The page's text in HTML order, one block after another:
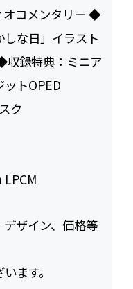
オコメンタリー ◆
な日」イラスト
収録特典：ミニア
ットOPED
ク
ザイン、価格等
ます。